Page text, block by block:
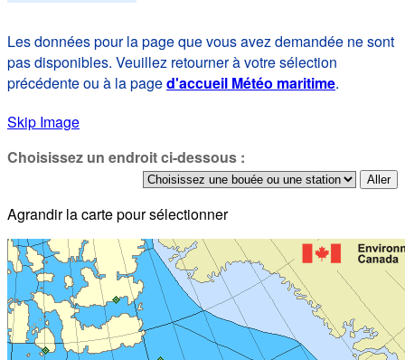
Les données pour la page que vous avez demandée ne sont
pas disponibles. Veuillez retourner à votre sélection
précédente ou à la paged'accueil Météo maritime.
Skip Image
Choisissez un endroit ci-dessous :
Agrandir la carte pour sélectionner